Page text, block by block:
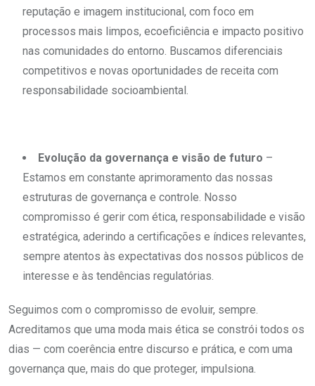
reputação e imagem institucional, com foco em
processos mais limpos, ecoeficiência e impacto positivo
nas comunidades do entorno. Buscamos diferenciais
competitivos e novas oportunidades de receita com
responsabilidade socioambiental.
Evolução da governança e visão de futuro –
Estamos em constante aprimoramento das nossas
estruturas de governança e controle. Nosso
compromisso é gerir com ética, responsabilidade e visão
estratégica, aderindo a certificações e índices relevantes,
sempre atentos às expectativas dos nossos públicos de
interesse e às tendências regulatórias.
Seguimos com o compromisso de evoluir, sempre.
Acreditamos que uma moda mais ética se constrói todos os
dias — com coerência entre discurso e prática, e com uma
governança que, mais do que proteger, impulsiona.